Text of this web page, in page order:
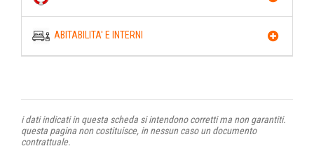
ABITABILITA' E INTERNI
i dati indicati in questa scheda si intendono corretti ma non garantiti.
questa pagina non costituisce, in nessun caso un documento
contrattuale.